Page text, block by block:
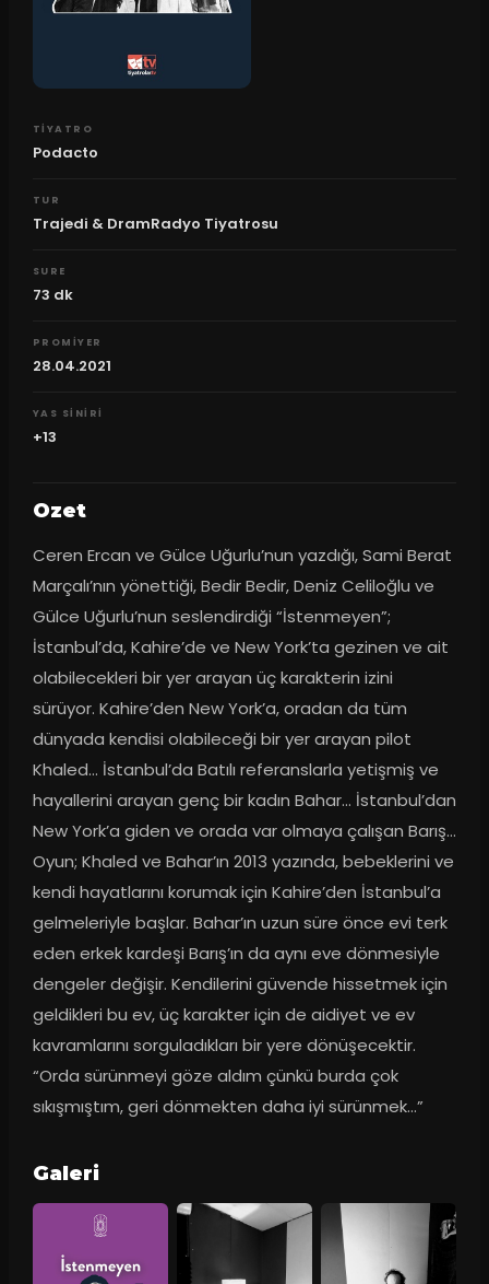
TIYATRO
Podacto
TUR
Trajedi & DramRadyo Tiyatrosu
SURE
73 dk
PROMIYER
28.04.2021
YAS SINIRI
+13
Ozet
Ceren Ercan ve Gülce Uğurlu’nun yazdığı, Sami Berat
Marçalı’nın yönettiği, Bedir Bedir, Deniz Celiloğlu ve
Gülce Uğurlu’nun seslendirdiği “İstenmeyen”;
İstanbul’da, Kahire’de ve New York’ta gezinen ve ait
olabilecekleri bir yer arayan üç karakterin izini
sürüyor. Kahire’den New York’a, oradan da tüm
dünyada kendisi olabileceği bir yer arayan pilot
Khaled… İstanbul’da Batılı referanslarla yetişmiş ve
hayallerini arayan genç bir kadın Bahar… İstanbul’dan
New York’a giden ve orada var olmaya çalışan Barış…
Oyun; Khaled ve Bahar’ın 2013 yazında, bebeklerini ve
kendi hayatlarını korumak için Kahire’den İstanbul’a
gelmeleriyle başlar. Bahar’ın uzun süre önce evi terk
eden erkek kardeşi Barış’ın da aynı eve dönmesiyle
dengeler değişir. Kendilerini güvende hissetmek için
geldikleri bu ev, üç karakter için de aidiyet ve ev
kavramlarını sorguladıkları bir yere dönüşecektir.
“Orda sürünmeyi göze aldım çünkü burda çok
sıkışmıştım, geri dönmekten daha iyi sürünmek…”
Galeri